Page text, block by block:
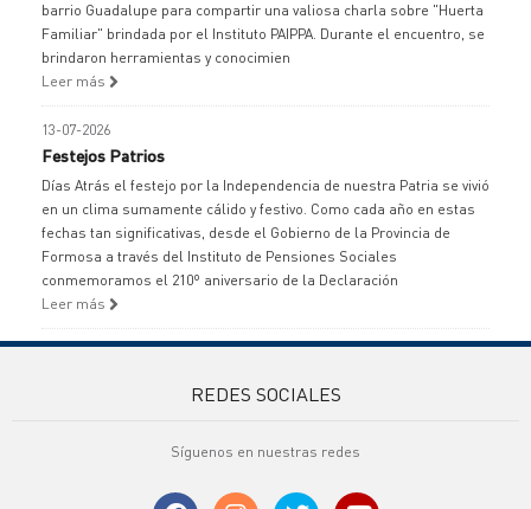
barrio Guadalupe para compartir una valiosa charla sobre "Huerta
Familiar" brindada por el Instituto PAIPPA. Durante el encuentro, se
brindaron herramientas y conocimien
Leer más
13-07-2026
Festejos Patrios
Días Atrás el festejo por la Independencia de nuestra Patria se vivió
en un clima sumamente cálido y festivo. Como cada año en estas
fechas tan significativas, desde el Gobierno de la Provincia de
Formosa a través del Instituto de Pensiones Sociales
conmemoramos el 210º aniversario de la Declaración
Leer más
REDES SOCIALES
Síguenos en nuestras redes